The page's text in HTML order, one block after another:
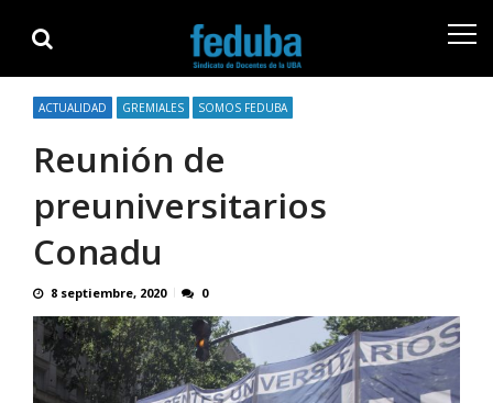
navigation
content
ACTUALIDAD GREMIALES SOMOS FEDUBA
Reunión de
preuniversitarios
Conadu
8 septiembre, 2020 0